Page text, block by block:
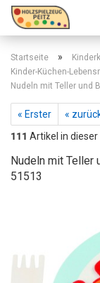
Startseite »
Kinder-Küchen-
Nudeln mit Teller und
« Erster «
111 Artikel in dieser
Nudeln mit Teller
51513